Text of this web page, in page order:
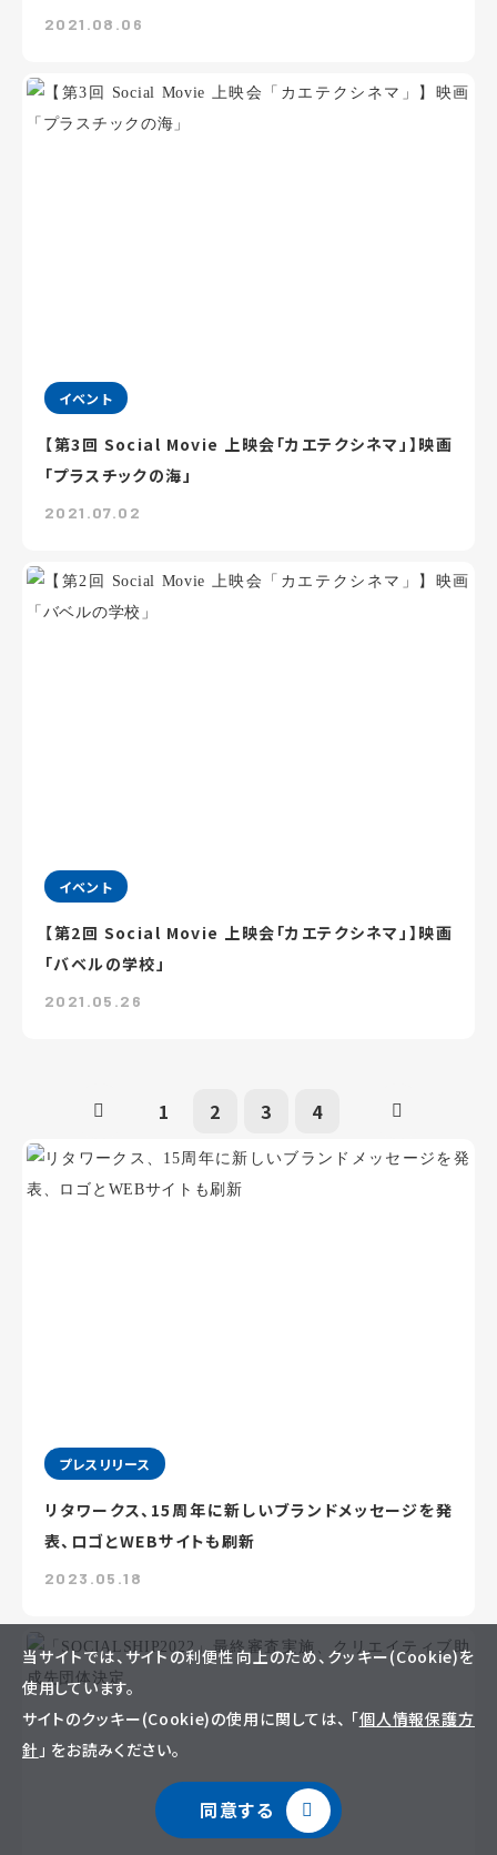
2021.08.06
イベント
【第3回 Social Movie 上映会「カエテクシネマ」】映画
「プラスチックの海」
2021.07.02
イベント
【第2回 Social Movie 上映会「カエテクシネマ」】映画
「バベルの学校」
2021.05.26
1 2 3 4
プレスリリース
リタワークス、15周年に新しいブランドメッセージを発
表、ロゴとWEBサイトも刷新
2023.05.18
当サイトでは、サイトの利便性向上のため、クッキー(Cookie)を
使用しています。
サイトのクッキー(Cookie)の使用に関しては、 「個人情報保護方
針」 をお読みください。
同意する